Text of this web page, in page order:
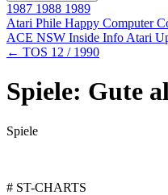
1987 1988 1989
Atari Phile Happy Computer
ACE NSW Inside Info Atari
← TOS 12 / 1990
Spiele: Gute
Spiele
# ST-CHARTS